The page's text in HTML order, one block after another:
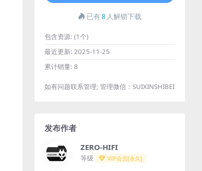
已有8 人解锁下载
包含资源: (1个)
最近更新: 2025-11-25
累计销量: 8
如有问题联系管理; 管理微信：SUIXINSHIBEI
发布作者
ZERO-HIFI
等级 VIP会员[永久]